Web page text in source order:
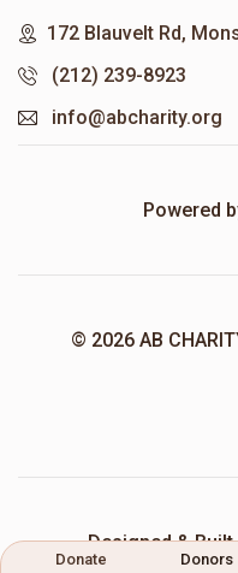
172 Blauvelt Rd,
(212) 239-8923
info@abcharity.org
Powered
© 2026 AB
Designed &
Donate Donors